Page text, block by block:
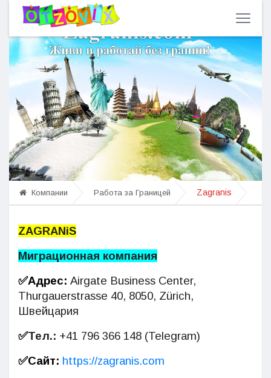
Компании Работа за Границей Zagranis
ZAGRANiS
Миграционная компания
✅Адрес: Airgate Business Center,
Thurgauerstrasse 40, 8050, Zürich,
Швейцария
✅Тел.: +41 796 366 148 (Telegram)
✅Сайт: https://zagranis.com